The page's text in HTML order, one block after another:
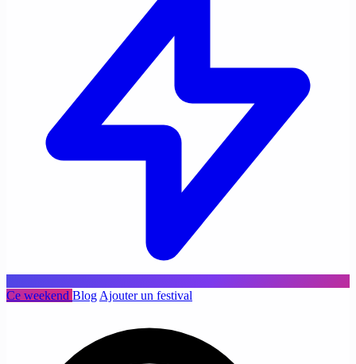
Ce weekend Blog Ajouter un festival